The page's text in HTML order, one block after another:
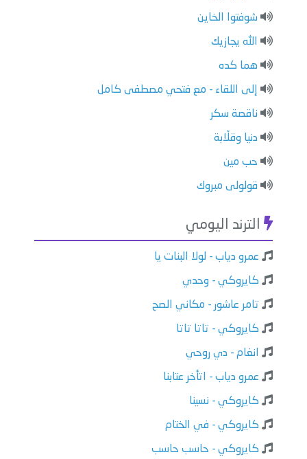
شوفتوا الخاين
الله يجازيك
هما كده
إلى اللقاء - مع فتحي مصطفى كامل
ناقصة سكر
دنيا وقلّابة
حب مين
قولولى مبروك
الترند اليومي
عمرو دياب - لولا البنات يا
كايروكي - وحدي
تامر عاشور - مكاني الصح
كايروكي - تاتا تاتا
انغام - دي روحي
عمرو دياب - اتأخر عتابنا
كايروكي - نسينا
كايروكي - في الختام
كايروكي - حاسب حاسب